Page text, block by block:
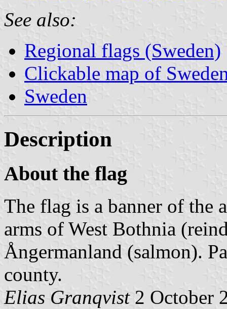
See also:
Regional flags (Sweden)
Clickable map of
Sweden
Description
About the flag
The flag is a banner of the
arms of West Bothnia
Ångermanland (salmon).
county.
Elias Granqvist2 October